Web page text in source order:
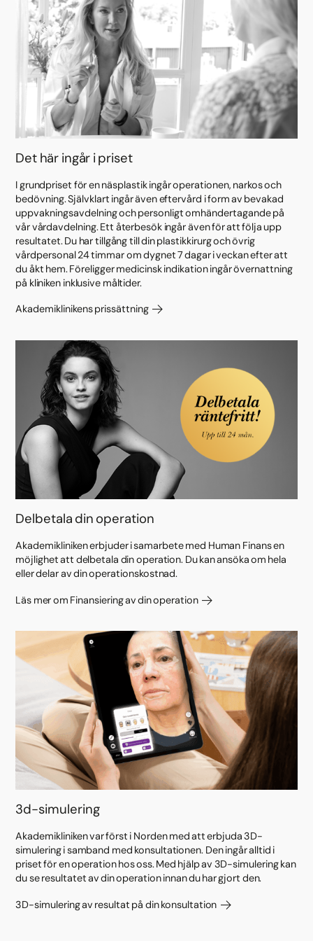
Det här ingår i priset
I grundpriset för en näsplastik ingår operationen, narkos och
bedövning. Självklart ingår även eftervård i form av bevakad
uppvakningsavdelning och personligt omhändertagande på
vår vårdavdelning. Ett återbesök ingår även för att följa upp
resultatet. Du har tillgång till din plastikkirurg och övrig
vårdpersonal 24 timmar om dygnet 7 dagar i veckan efter att
du åkt hem. Föreligger medicinsk indikation ingår övernattning
på kliniken inklusive måltider.
Akademiklinikens prissättning
Delbetala din operation
Akademikliniken erbjuder i samarbete med Human Finans en
möjlighet att delbetala din operation. Du kan ansöka om hela
eller delar av din operationskostnad.
Läs mer om Finansiering av din operation
3d-simulering
Akademikliniken var först i Norden med att erbjuda 3D-
simulering i samband med konsultationen. Den ingår alltid i
priset för en operation hos oss. Med hjälp av 3D-simulering kan
du se resultatet av din operation innan du har gjort den.
3D-simulering av resultat på din konsultation